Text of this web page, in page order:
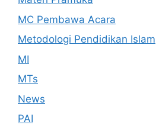
MC Pembawa Acara
Metodologi Pendidikan Islam
MI
MTs
News
PAI